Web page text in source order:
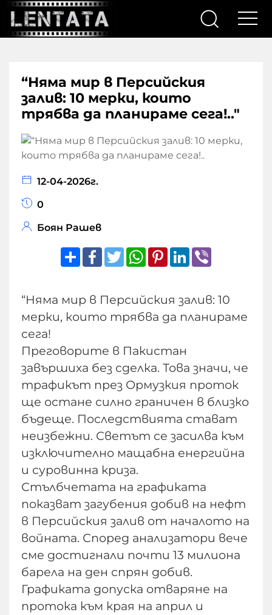
“Няма мир в Персийския
залив: 10 мерки, които
трябва да планираме сега!.."
12-04-2026г.
0
Боян Рашев
ShareFacebook
TwitterWhatsApp
Pinterest
LinkedIn
“Няма мир в Персийския залив: 10
мерки, които трябва да планираме
сега!
Преговорите в Пакистан
завършиха без сделка. Това значи, че
трафикът през Ормузкия проток
ще остане силно граничен в близко
бъдеще. Последствията стават
неизбежни. Светът се засилва към
изключително мащабна енергийна
и суровинна криза.
Стълбчетата на графиката
показват загубения добив на нефт
в Персийския залив от началото на
войната. Според анализатори вече
сме достигнали почти 13 милиона
барела на ден спрян добив.
Графиката допуска отваряне на
протока към края на април и